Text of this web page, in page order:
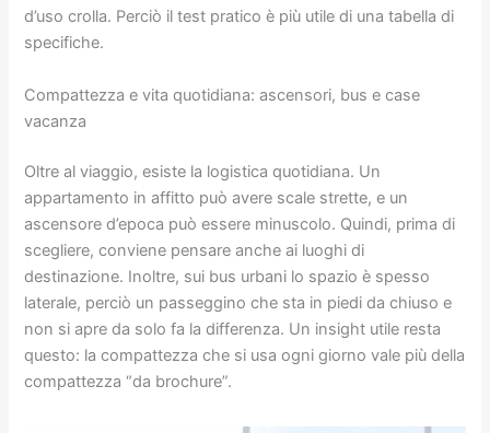
d’uso crolla. Perciò il test pratico è più utile di una tabella di
specifiche.
Compattezza e vita quotidiana: ascensori, bus e case
vacanza
Oltre al viaggio, esiste la logistica quotidiana. Un
appartamento in affitto può avere scale strette, e un
ascensore d’epoca può essere minuscolo. Quindi, prima di
scegliere, conviene pensare anche ai luoghi di
destinazione. Inoltre, sui bus urbani lo spazio è spesso
laterale, perciò un passeggino che sta in piedi da chiuso e
non si apre da solo fa la differenza. Un insight utile resta
questo: la compattezza che si usa ogni giorno vale più della
compattezza “da brochure”.